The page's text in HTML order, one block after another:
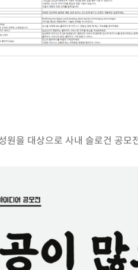
원을 대상으로 사내 슬로건 공